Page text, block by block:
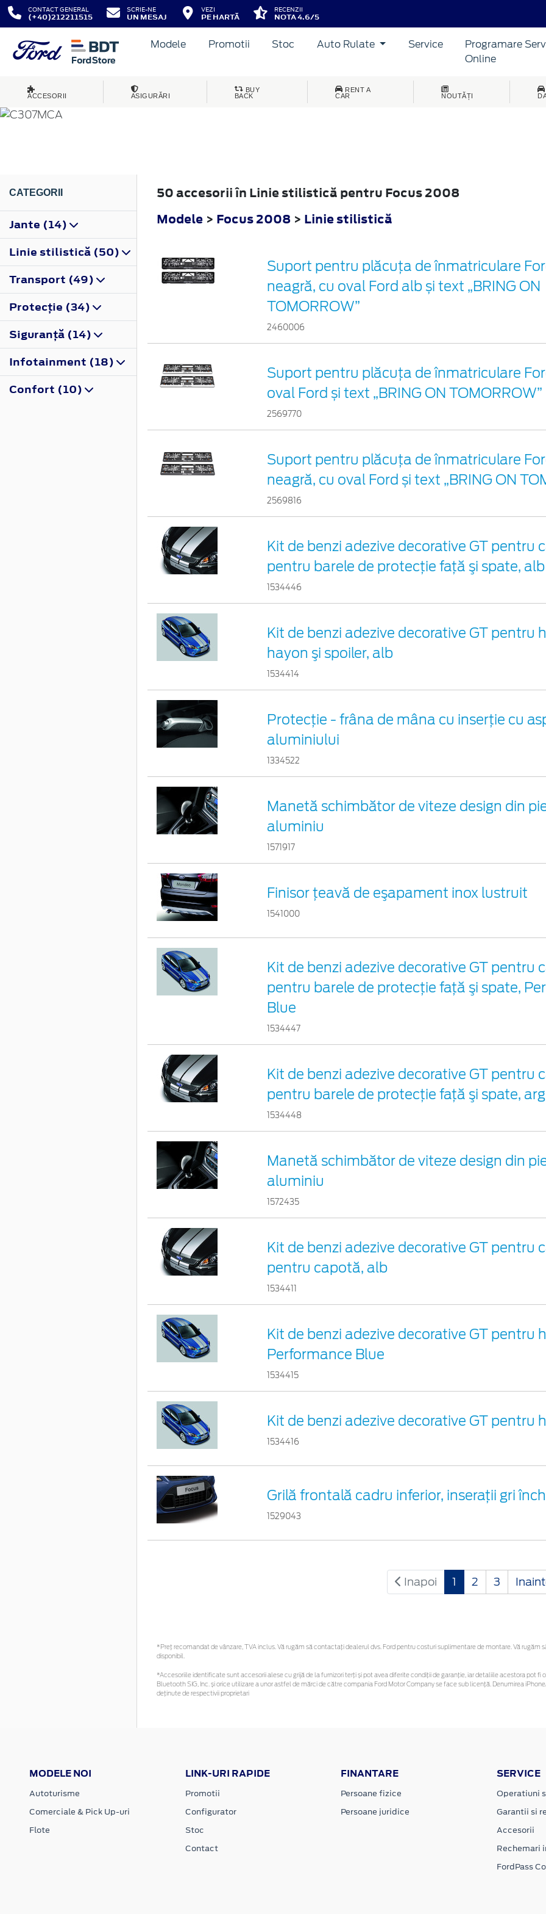
CONTACT GENERAL
(+40)212211515
SCRIE-NE
UN MESAJ
VEZI
PE HARTĂ
RECENZII
NOTA 4.6/5
Modele Promotii Stoc Auto Rulate Service
Programare
Online
ACCESORII ASIGURĂRI
BUY
BACK
RENT A
CAR
NOUTĂȚI
FOCUS
CATEGORII
Jante (14)
Linie stilistică (50)
Transport (49)
Protecţie (34)
Siguranţă (14)
Infotainment (18)
Confort (10)
50 accesorii în Linie stilistică pentru Focus 2008
Modele > Focus 2008 > Linie stilistică
Suport pentru plăcuța de înmatriculare
neagră, cu oval Ford alb și text „BRING ON
TOMORROW”
2460006
Suport pentru plăcuța de înmatriculare
oval Ford și text „BRING ON TOMORROW”
2569770
Suport pentru plăcuța de înmatriculare
neagră, cu oval Ford și text „BRING ON
2569816
Kit de benzi adezive decorative GT pentru
pentru barele de protecţie faţă şi spate, alb
1534446
Kit de benzi adezive decorative GT pentru
hayon şi spoiler, alb
1534414
Protecţie - frâna de mâna cu inserţie cu
aluminiului
1334522
Manetă schimbător de viteze design din
aluminiu
1571917
Finisor ţeavă de eşapament inox lustruit
1541000
Kit de benzi adezive decorative GT pentru
pentru barele de protecţie faţă şi spate,
Blue
1534447
Kit de benzi adezive decorative GT pentru
pentru barele de protecţie faţă şi spate,
1534448
Manetă schimbător de viteze design din
aluminiu
1572435
Kit de benzi adezive decorative GT pentru
pentru capotă, alb
1534411
Kit de benzi adezive decorative GT pentru
Performance Blue
1534415
Kit de benzi adezive decorative GT pentru
1534416
Grilă frontală cadru inferior, inseraţii gri
1529043
Inapoi 1 2 3
*Preţ recomandat de vânzare, TVA inclus. Vă rugăm să contactaţi dealerul dvs. Ford pentru costuri suplimentare de montare. Vă
disponibil.
*Accesoriile identificate sunt accesorii alese cu grijă de la furnizori terți și pot avea diferite condiții de garanție, iar detaliile acestora pot
Bluetooth SIG, Inc. și orice utilizare a unor astfel de mărci de către compania Ford Motor Company se face sub licență. Denumirea
deținute de respectivii proprietari
MODELE NOI
Autoturisme
Comerciale & Pick Up-uri
Flote
LINK-URI RAPIDE
Promotii
Configurator
Stoc
Contact
FINANTARE
Persoane fizice
Persoane juridice
SERVICE
Operatiuni
Garantii si
Accesorii
Rechemari
FordPass